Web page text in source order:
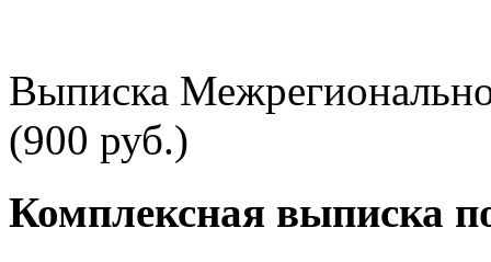
Выписка
(900 руб.)
Комплексная выписка